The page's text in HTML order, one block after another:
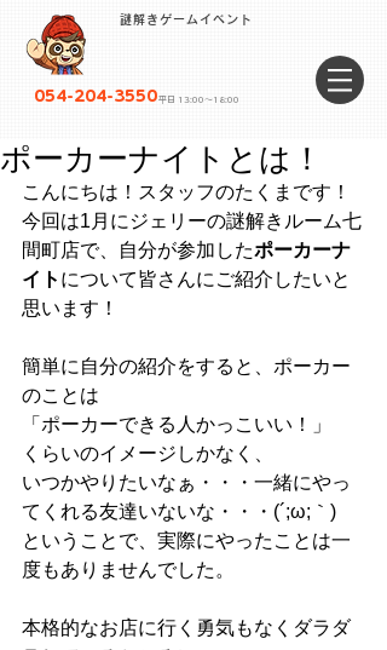
謎解きゲームイベント
054-204-3550 平日 13:00〜18:00
ポーカーナイトとは！
こんにちは！スタッフのたくまです！
今回は1月にジェリーの謎解きルーム七
間町店で、自分が参加したポーカーナ
イト について皆さんにご紹介したいと
思います！
簡単に自分の紹介をすると、ポーカー
のことは
「ポーカーできる人かっこいい！」
くらいのイメージしかなく、
いつかやりたいなぁ・・・一緒にやっ
てくれる友達いないな・・・(´;ω;｀)
ということで、実際にやったことは一
度もありませんでした。
本格的なお店に行く勇気もなくダラダ